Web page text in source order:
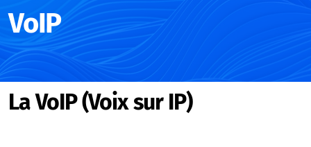
VoIP
La VoIP (Voix sur IP)